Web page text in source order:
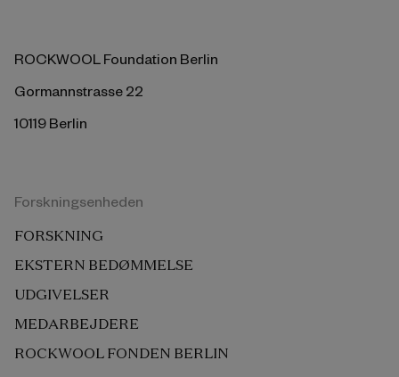
ROCKWOOL Foundation Berlin
Gormannstrasse 22
10119 Berlin
Forskningsenheden
FORSKNING
EKSTERN BEDØMMELSE
UDGIVELSER
MEDARBEJDERE
ROCKWOOL FONDEN BERLIN